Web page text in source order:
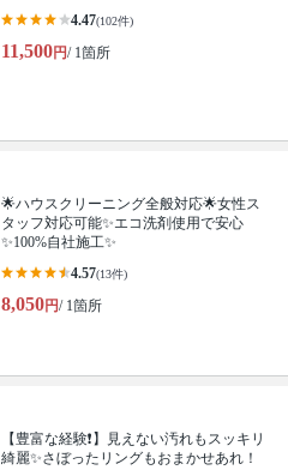
4.47(102件)
11,500円/ 1箇所
🌟ハウスクリーニング全般対応🌟女性ス
タッフ対応可能✨エコ洗剤使用で安心
✨100%自社施工✨
4.57(13件)
8,050円/ 1箇所
【豊富な経験❗️】見えない汚れもスッキリ
綺麗✨さぼったリングもおまかせあれ！